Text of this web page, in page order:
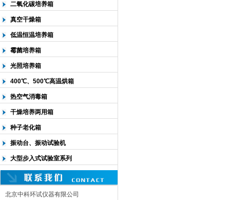
二氧化碳培养箱
真空干燥箱
低温恒温培养箱
霉菌培养箱
光照培养箱
400℃、500℃高温烘箱
热空气消毒箱
干燥培养两用箱
种子老化箱
振动台、振动试验机
大型步入式试验室系列
北京中科环试仪器有限公司